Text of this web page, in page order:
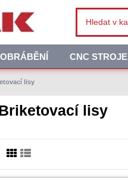
CNC STROJE
lisy
lisy